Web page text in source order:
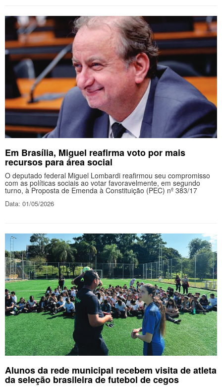
Em Brasília, Miguel reafirma voto por mais
recursos para área social
O deputado federal Miguel Lombardi reafirmou seu compromisso
com as políticas sociais ao votar favoravelmente, em segundo
turno, à Proposta de Emenda à Constituição (PEC) nº 383/17
Data: 01/05/2026
Alunos da rede municipal recebem visita de atleta
da seleção brasileira de futebol de cegos